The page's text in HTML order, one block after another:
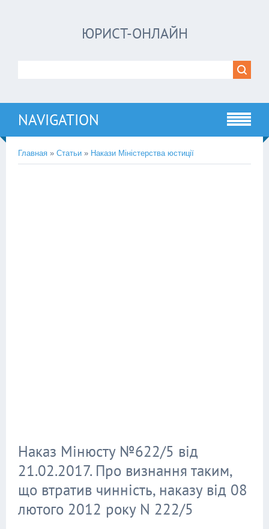
ЮРИСТ-ОНЛАЙН
NAVIGATION
Главная » Статьи » Накази Міністерства юстиції
Наказ Мінюсту №622/5 від
21.02.2017. Про визнання таким,
що втратив чинність, наказу від 08
лютого 2012 року N 222/5